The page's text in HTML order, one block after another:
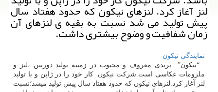
لنز آغاز كرد. لنزهای نیكون كه حدود هفتاد سال
پیش تولید می شد نسبت به بقیه ی لنزهای آن
زمان شفافیت و وضوح بیشتری داشت.
نمایندگی نیکون
“نیکون” برندی معروف و محبوب در زمینه تولید دوربین ،لنز و
ملزومات عکاسی است.شرکت نیکون کار خود را در ژاپن و با تولید
لنز آغاز کرد.لنزهای نیکون که حدود هفتاد سال پیش تولید میشد؛نسبت